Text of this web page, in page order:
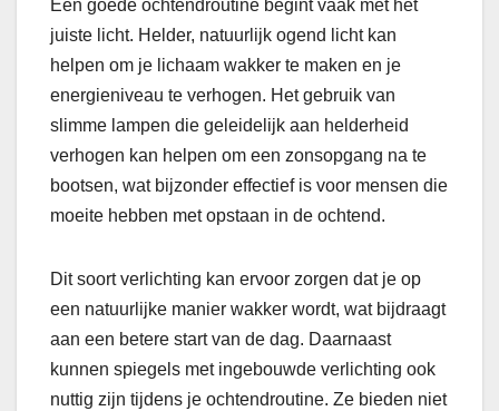
Een goede ochtendroutine begint vaak met het
juiste licht. Helder, natuurlijk ogend licht kan
helpen om je lichaam wakker te maken en je
energieniveau te verhogen. Het gebruik van
slimme lampen die geleidelijk aan helderheid
verhogen kan helpen om een zonsopgang na te
bootsen, wat bijzonder effectief is voor mensen die
moeite hebben met opstaan in de ochtend.
Dit soort verlichting kan ervoor zorgen dat je op
een natuurlijke manier wakker wordt, wat bijdraagt
aan een betere start van de dag. Daarnaast
kunnen spiegels met ingebouwde verlichting ook
nuttig zijn tijdens je ochtendroutine. Ze bieden niet